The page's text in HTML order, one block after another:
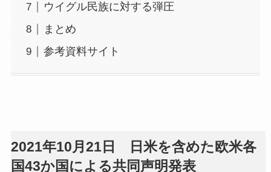
ウイグル民族に対する弾圧
まとめ
参考資料サイト
2021年10月21日 日米を含めた欧米各
国43か国による共同声明発表